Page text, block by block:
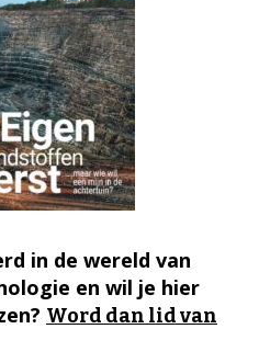
in de wereld van
en wil je hier
Word dan lid van